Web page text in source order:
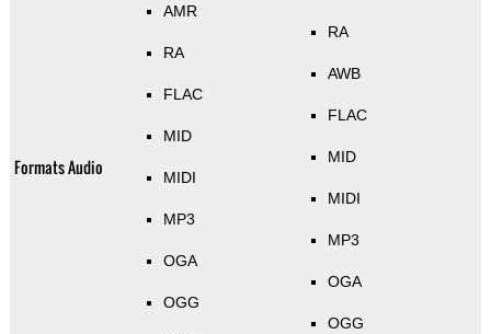
Formats Audio
AMR
RA
FLAC
MID
MIDI
MP3
OGA
OGG
RA
AWB
FLAC
MID
MIDI
MP3
OGA
OGG